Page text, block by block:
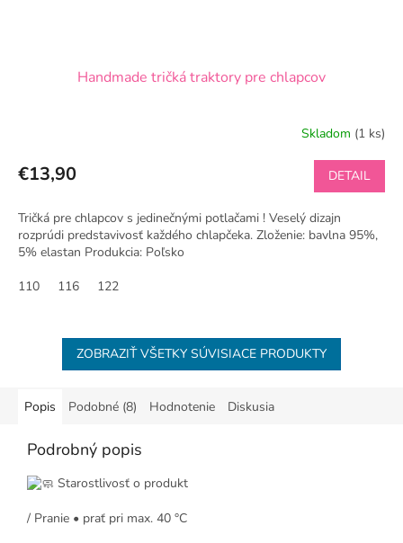
Handmade tričká traktory pre chlapcov
Skladom (1 ks)
€13,90 DETAIL
Tričká pre chlapcov s jedinečnými potlačami ! Veselý dizajn
rozprúdi predstavivosť každého chlapčeka. Zloženie: bavlna 95%,
5% elastan Produkcia: Poľsko
110
116 122
ZOBRAZIŤ VŠETKY SÚVISIACE PRODUKTY
Popis Podobné (8) Hodnotenie Diskusia
Podrobný popis
Starostlivosť o produkt
/ Pranie • prať pri max. 40 °C